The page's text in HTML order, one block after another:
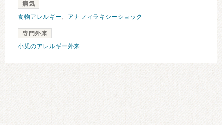
病気
食物アレルギー、 アナフィラキシーショック
専門外来
小児のアレルギー外来